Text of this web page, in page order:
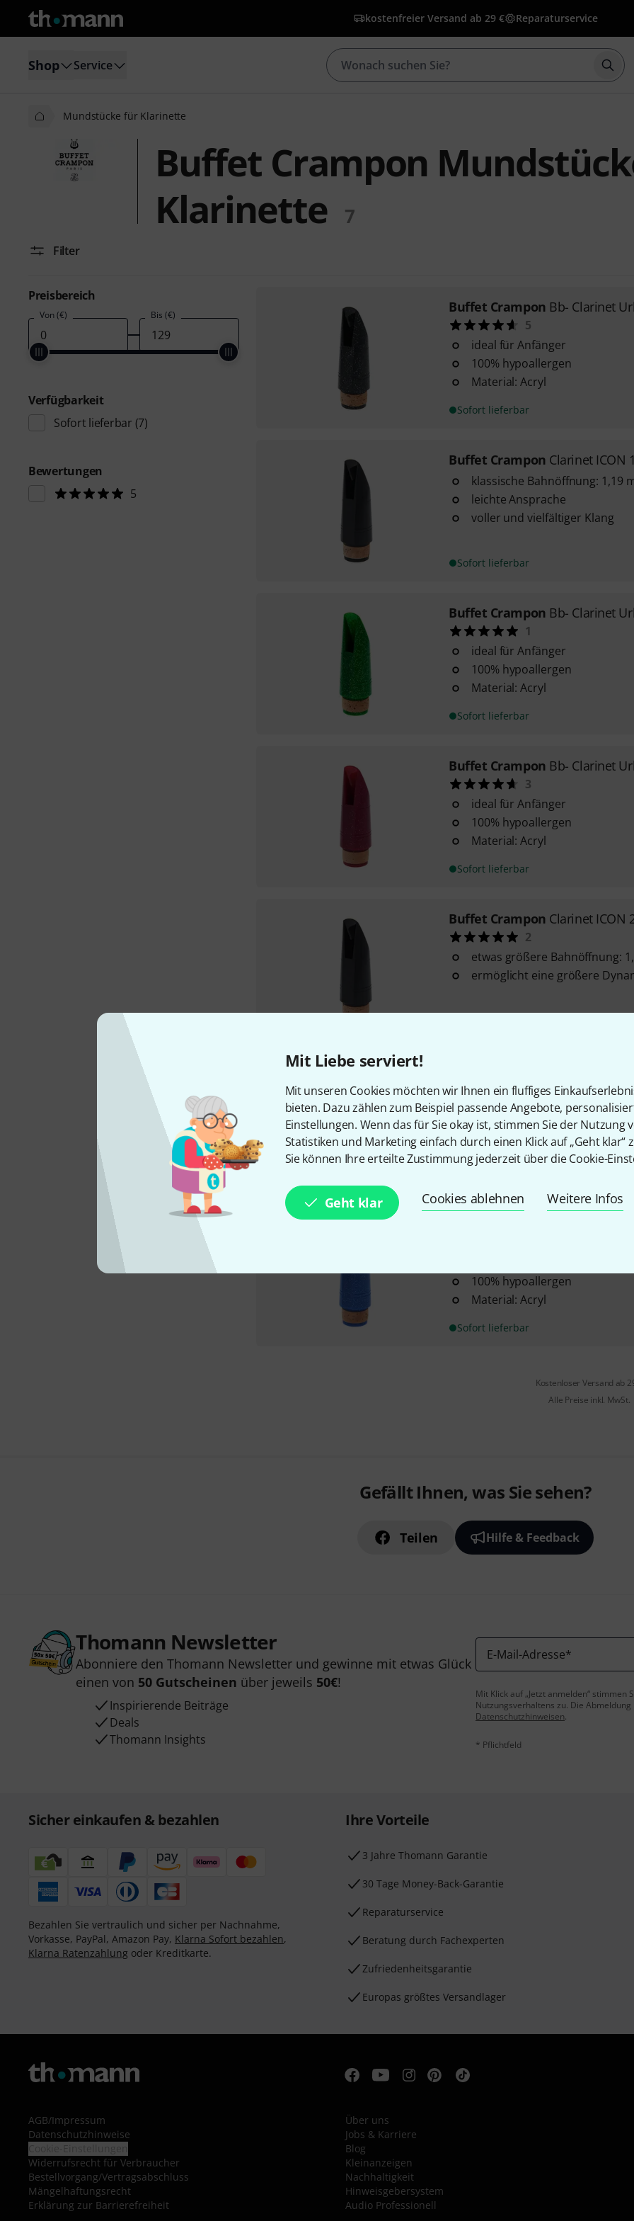
Mit Liebe serviert!
Mit unseren Cookies möchten wir Ihnen ein fluffiges
bieten. Dazu zählen zum Beispiel passende Angebote,
Einstellungen. Wenn das für Sie okay ist, stimmen Sie der Nutzung
Statistiken und Marketing einfach durch einen Klick auf „Geht klar“
Sie können Ihre erteilte Zustimmung jederzeit über die Cookie-
Geht klar Cookies ablehnen Weitere Infos
kostenfreier Versand ab 29 € Reparaturservice
Shop Service
Mundstücke für Klarinette
Buffet Crampon
Klarinette
7
Filter
Preisbereich
Von (€) Bis (€)
Verfügbarkeit
Sofort lieferbar (7)
Bewertungen
5
Buffet Crampon Bb- Clarinet
5
ideal für Anfänger
100% hypoallergen
Material: Acryl
Sofort lieferbar
Buffet Crampon Clarinet ICON
klassische Bahnöffnung: 1,19
leichte Ansprache
voller und vielfältiger Klang
Sofort lieferbar
Buffet Crampon Bb- Clarinet
1
ideal für Anfänger
100% hypoallergen
Material: Acryl
Sofort lieferbar
Buffet Crampon Bb- Clarinet
3
ideal für Anfänger
100% hypoallergen
Material: Acryl
Sofort lieferbar
Buffet Crampon Clarinet ICON
2
etwas größere Bahnöffnung:
ermöglicht eine größere
ideal für Anfänger
100% hypoallergen
Material: Acryl
100% hypoallergen
Material: Acryl
Sofort lieferbar
Kostenloser Versand ab
Alle Preise inkl. MwSt.
Gefällt Ihnen, was Sie sehen?
Teilen Hilfe & Feedback
Thomann Newsletter
Abonniere den Thomann Newsletter und gewinne mit etwas Glück
einen von 50 Gutscheinen über jeweils 50€!
Inspirierende Beiträge
Deals
Thomann Insights
E-Mail-Adresse*
Mit Klick auf „Jetzt anmelden“
Nutzungsverhaltens zu. Die
Datenschutzhinweisen.
* Pflichtfeld
Sicher einkaufen & bezahlen
Bezahlen Sie vertraulich und sicher per Nachnahme,
Vorkasse, PayPal, Amazon Pay, Klarna Sofort bezahlen,
Klarna Ratenzahlung oder Kreditkarte.
Ihre Vorteile
3 Jahre Thomann Garantie
30 Tage Money-Back-Garantie
Reparaturservice
Beratung durch Fachexperten
Zufriedenheitsgarantie
Europas größtes Versandlager
AGB/Impressum
Datenschutzhinweise
Widerrufsrecht für Verbraucher
Bestellvorgang/Vertragsabschluss
Mängelhaftungsrecht
Erklärung zur Barrierefreiheit
Über uns
Jobs & Karriere
Blog
Kleinanzeigen
Nachhaltigkeit
Hinweisgebersystem
Audio Professionell